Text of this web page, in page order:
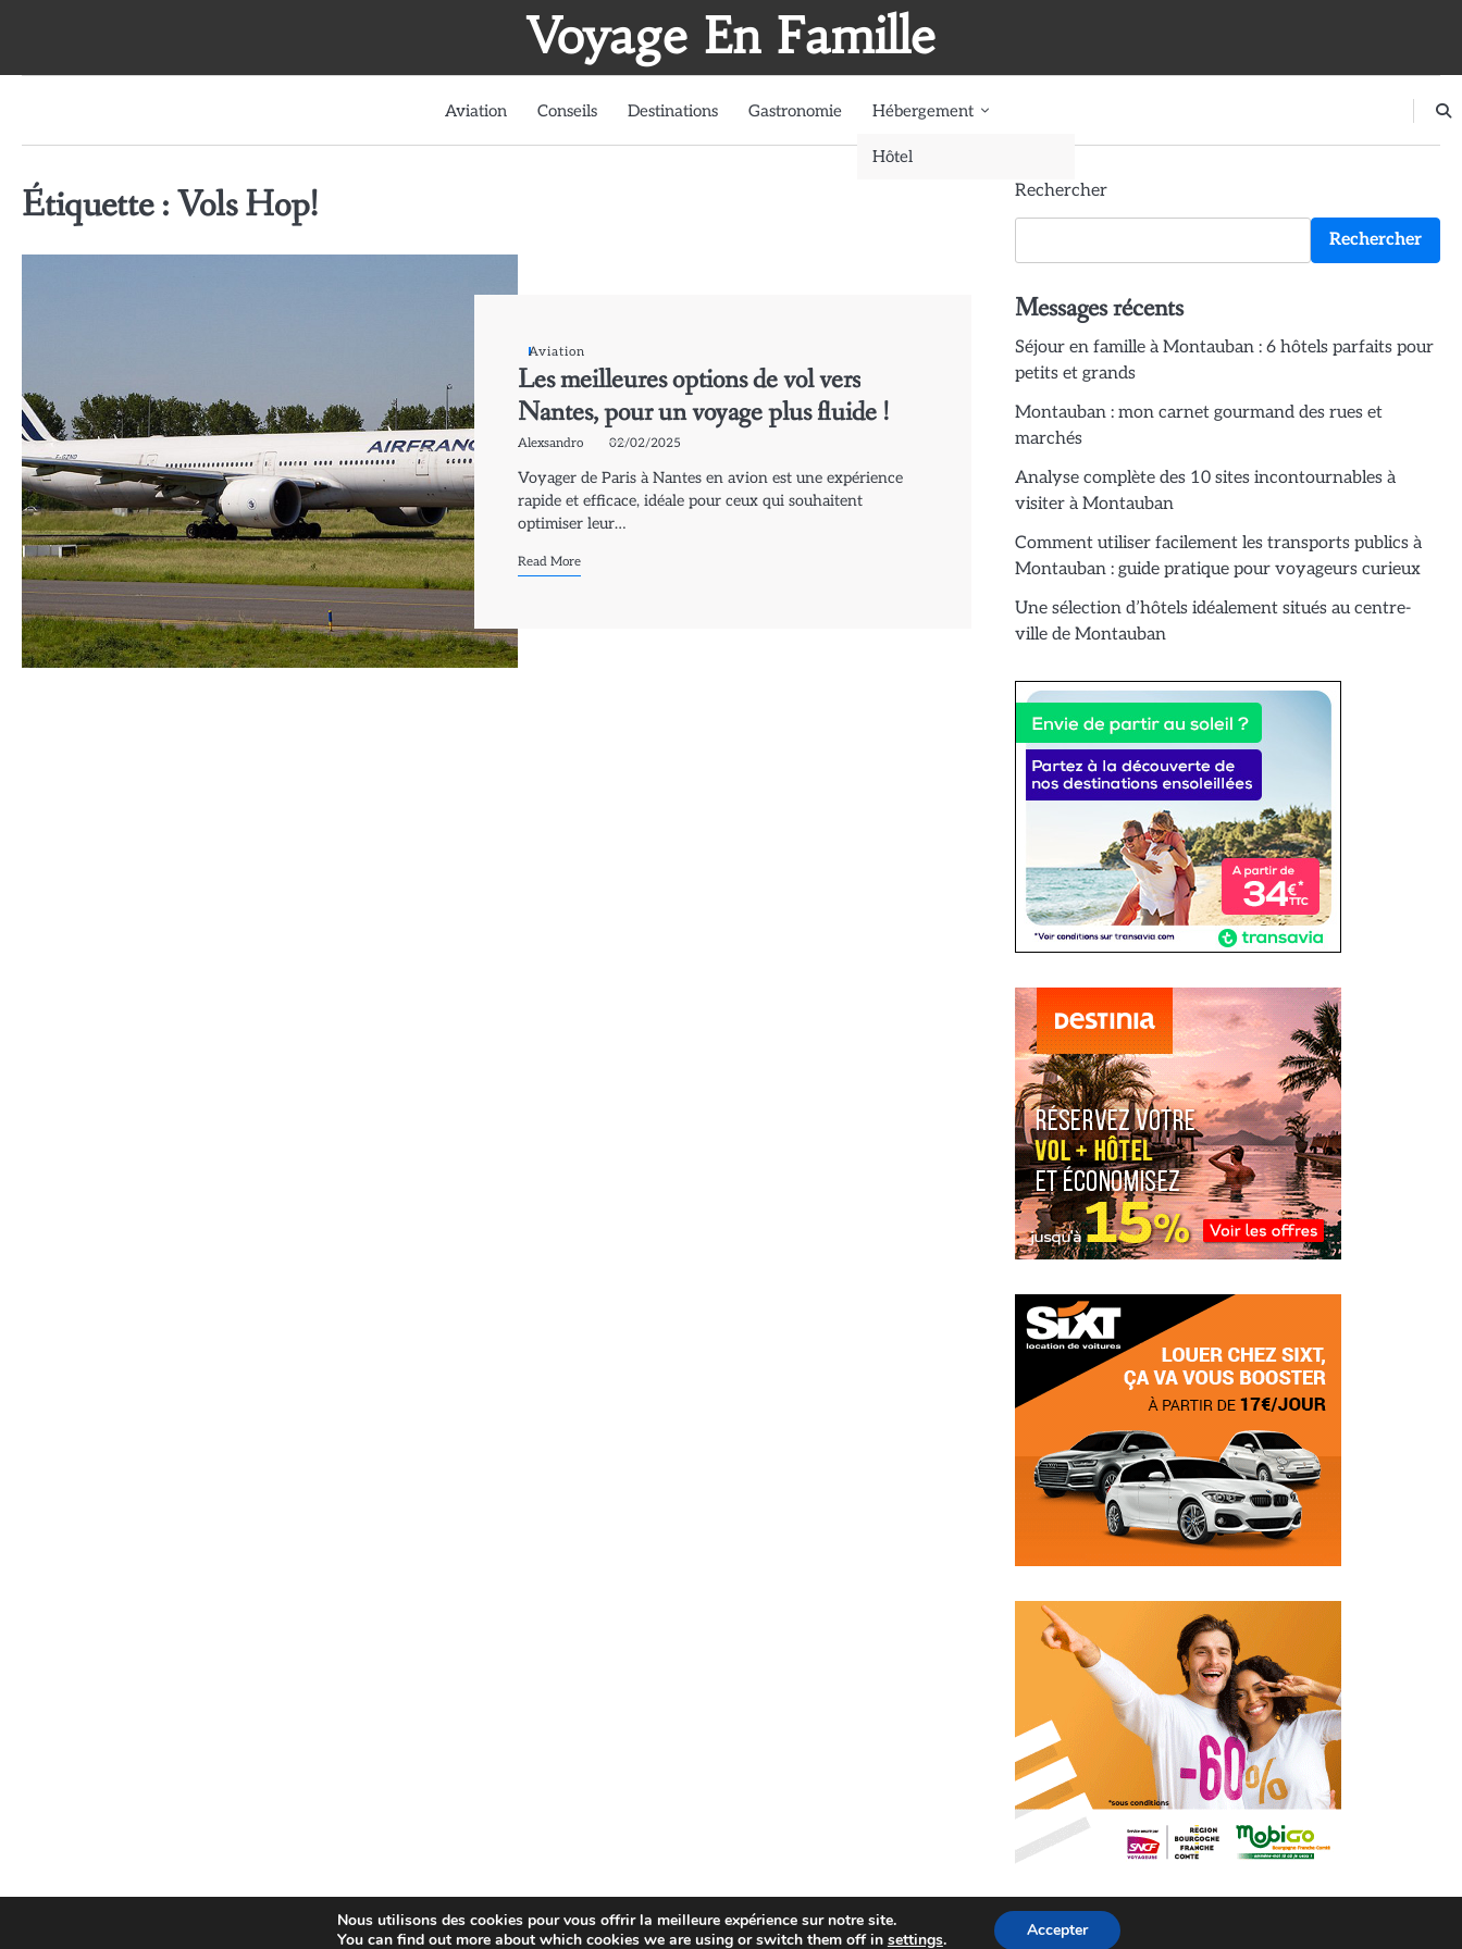
Voyage En Famille
Aviation Conseils Destinations Gastronomie Hébergement
Hôtel
Étiquette :Vols Hop!
Aviation
Les meilleures options de vol vers
Nantes, pour un voyage plus fluide !
Alexsandro 02/02/2025
Voyager de Paris à Nantes en avion est une expérience
rapide et efficace, idéale pour ceux qui souhaitent
optimiser leur…
Read More
Rechercher
Rechercher
Messages récents
Séjour en famille à Montauban : 6 hôtels parfaits pour
petits et grands
Montauban : mon carnet gourmand des rues et
marchés
Analyse complète des 10 sites incontournables à
visiter à Montauban
Comment utiliser facilement les transports publics à
Montauban : guide pratique pour voyageurs curieux
Une sélection d’hôtels idéalement situés au centre-
ville de Montauban
Nous utilisons des cookies pour vous offrir la meilleure expérience sur notre site.
You can find out more about which cookies we are using or switch them off in settings. Accepter